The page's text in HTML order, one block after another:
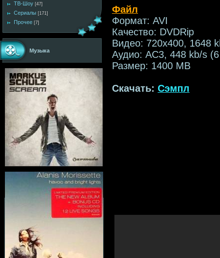
ТВ-Шоу [47]
Сериалы [171]
Прочее [7]
Музыка
Файл
Формат: AVI
Качество: DVDRip
Видео: 720х400, 1648
Аудио: AC3, 448 kb/s
Размер: 1400 MB
Скачать: Сэмпл